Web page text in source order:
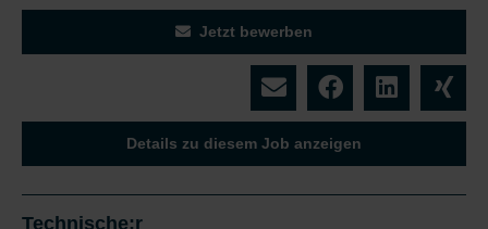
Jetzt bewerben
Details zu diesem Job anzeigen
Technische:r